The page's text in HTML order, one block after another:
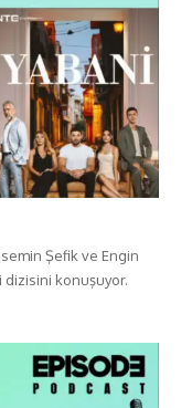
Şefik ve Engin
dizisini konuşuyor.